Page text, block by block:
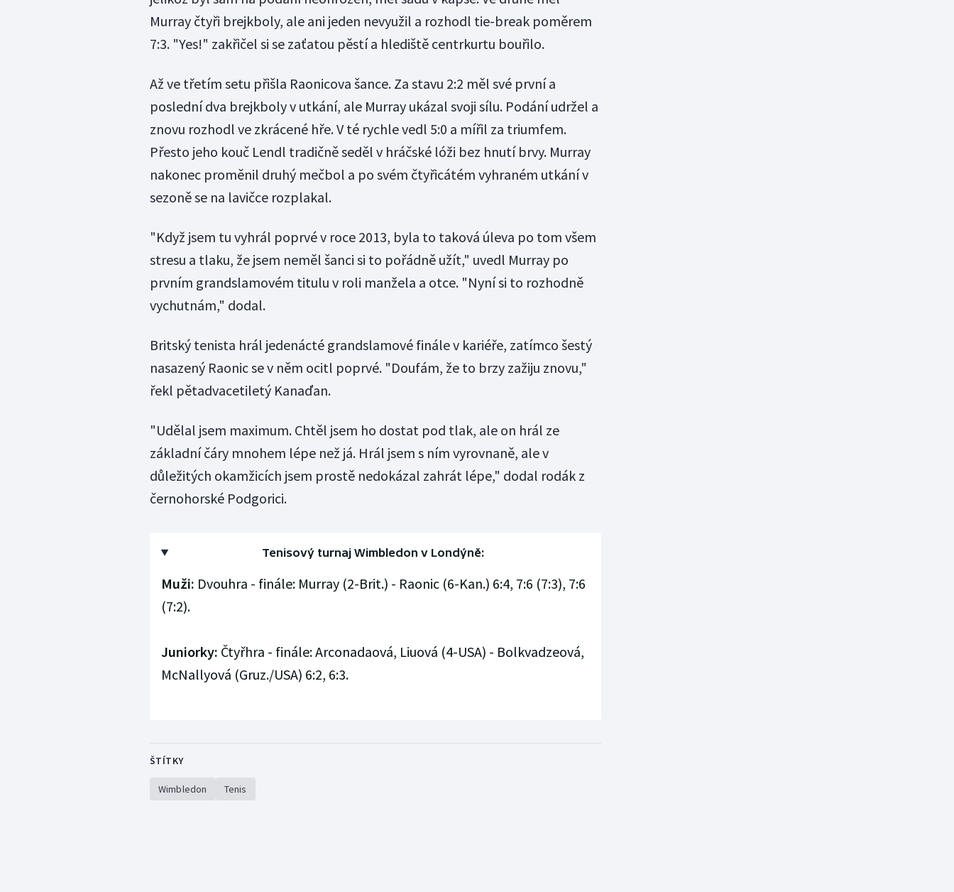
Murray čtyři brejkboly, ale ani jeden nevyužil a rozhodl tie-break poměrem
7:3. "Yes!" zakřičel si se zaťatou pěstí a hlediště centrkurtu bouřilo.
Až ve třetím setu přišla Raonicova šance. Za stavu 2:2 měl své první a
poslední dva brejkboly v utkání, ale Murray ukázal svoji sílu. Podání udržel a
znovu rozhodl ve zkrácené hře. V té rychle vedl 5:0 a mířil za triumfem.
Přesto jeho kouč Lendl tradičně seděl v hráčské lóži bez hnutí brvy. Murray
nakonec proměnil druhý mečbol a po svém čtyřicátém vyhraném utkání v
sezoně se na lavičce rozplakal.
"Když jsem tu vyhrál poprvé v roce 2013, byla to taková úleva po tom všem
stresu a tlaku, že jsem neměl šanci si to pořádně užít," uvedl Murray po
prvním grandslamovém titulu v roli manžela a otce. "Nyní si to rozhodně
vychutnám," dodal.
Britský tenista hrál jedenácté grandslamové finále v kariéře, zatímco šestý
nasazený Raonic se v něm ocitl poprvé. "Doufám, že to brzy zažiju znovu,"
řekl pětadvacetiletý Kanaďan.
"Udělal jsem maximum. Chtěl jsem ho dostat pod tlak, ale on hrál ze
základní čáry mnohem lépe než já. Hrál jsem s ním vyrovnaně, ale v
důležitých okamžicích jsem prostě nedokázal zahrát lépe," dodal rodák z
černohorské Podgorici.
Tenisový turnaj Wimbledon v Londýně:
Muži: Dvouhra - finále: Murray (2-Brit.) - Raonic (6-Kan.) 6:4, 7:6 (7:3), 7:6
(7:2).
Juniorky: Čtyřhra - finále: Arconadaová, Liuová (4-USA) - Bolkvadzeová,
McNallyová (Gruz./USA) 6:2, 6:3.
ŠTÍTKY
Wimbledon Tenis